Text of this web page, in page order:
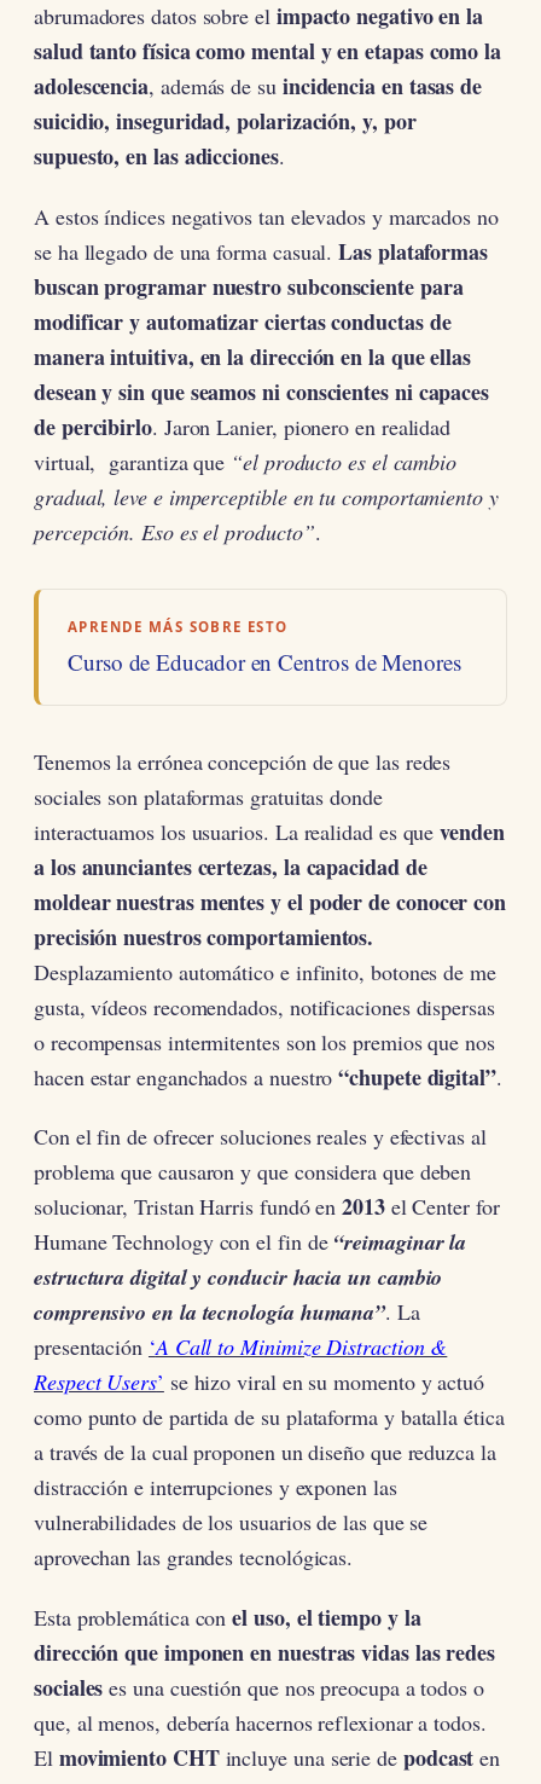
abrumadores datos sobre el impacto negativo en la
salud tanto física como mental y en etapas como la
adolescencia, además de su incidencia en tasas de
suicidio, inseguridad, polarización, y, por
supuesto, en las adicciones.
A estos índices negativos tan elevados y marcados no
se ha llegado de una forma casual.Las plataformas
buscan programar nuestro subconsciente para
modificar y automatizar ciertas conductas de
manera intuitiva, en la dirección en la que ellas
desean y sin que seamos ni conscientes ni capaces
de percibirlo. Jaron Lanier, pionero en realidad
virtual, garantiza que “el producto es el cambio
gradual, leve e imperceptible en tu comportamiento y
percepción. Eso es el producto”.
APRENDE MÁS SOBRE ESTO
Curso de Educador en Centros de Menores
Tenemos la errónea concepción de que las redes
sociales son plataformas gratuitas donde
interactuamos los usuarios. La realidad es quevenden
a los anunciantes certezas, la capacidad de
moldear nuestras mentes y el poder de conocer con
precisión nuestros comportamientos.
Desplazamiento automático e infinito, botones de me
gusta, vídeos recomendados, notificaciones dispersas
o recompensas intermitentes son los premios que nos
hacen estar enganchados a nuestro“chupete digital”.
Con el fin de ofrecer soluciones reales y efectivas al
problema que causaron y que considera que deben
solucionar, Tristan Harris fundó en2013 el Center for
Humane Technology con el fin de “reimaginar la
estructura digital y conducir hacia un cambio
comprensivo en la tecnología humana”. La
presentación ‘A Call to Minimize Distraction &
Respect Users’ se hizo viral en su momento y actuó
como punto de partida de su plataforma y batalla ética
a través de la cual proponen un diseño que reduzca la
distracción e interrupciones y exponen las
vulnerabilidades de los usuarios de las que se
aprovechan las grandes tecnológicas.
Esta problemática conel uso, el tiempo y la
dirección que imponen en nuestras vidas las redes
sociales es una cuestión que nos preocupa a todos o
que, al menos, debería hacernos reflexionar a todos.
El movimiento CHT incluye una serie de podcasten